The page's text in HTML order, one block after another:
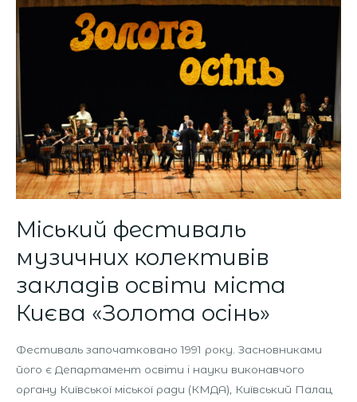
Міський фестиваль
музичних колективів
закладів освіти міста
Києва «Золота осінь»
Фестиваль започатковано 1991 року. Засновниками
його є Департамент освіти і науки виконавчого
органу Київської міської ради (КМДА), Київський Палац
фестиваль
музичних
колективів
Києва
«Золота
осінь»